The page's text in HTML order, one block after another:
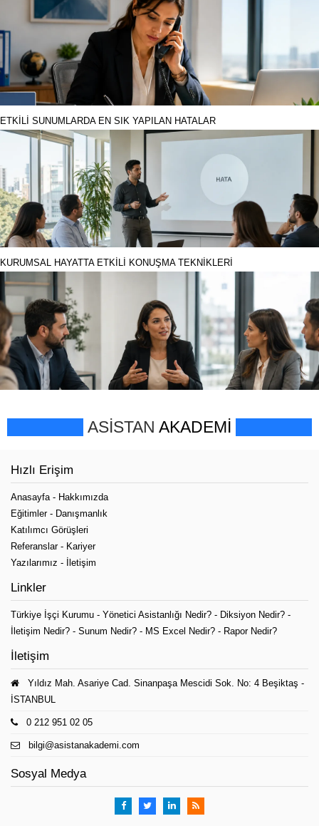
ETKİLİ SUNUMLARDA EN SIK YAPILAN HATALAR
KURUMSAL HAYATTA ETKİLİ KONUŞMA TEKNİKLERİ
ASİSTAN AKADEMİ
Hızlı Erişim
Anasayfa- Hakkımızda
Eğitimler- Danışmanlık
Katılımcı Görüşleri
Referanslar- Kariyer
Yazılarımız - İletişim
Linkler
Türkiye İşçi Kurumu - Yönetici Asistanlığı Nedir? - Diksiyon Nedir? -
İletişim Nedir? - Sunum Nedir? - MS Excel Nedir? - Rapor Nedir?
İletişim
Yıldız Mah. Asariye Cad. Sinanpaşa Mescidi Sok. No: 4 Beşiktaş -
İSTANBUL
0 212 951 02 05
bilgi@asistanakademi.com
Sosyal Medya